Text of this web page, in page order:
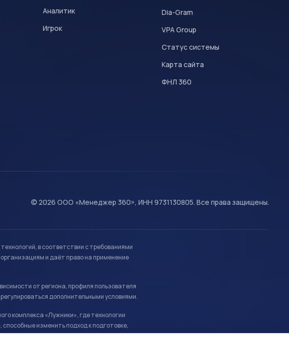
Аналитик
Игрок
Dia-Gram
VPA Group
Статус системы
Карта сайта
ФНЛ 360
© 2026 ООО «Менеджер 360», ИНН 9731130805. Все права защищены.
в соответствии с требованиями
и даёт право на применение
от региона, профиля пользователя
дополнительными условиями.
комплекса «Лужники», где технологии
изменить подход к подготовке,